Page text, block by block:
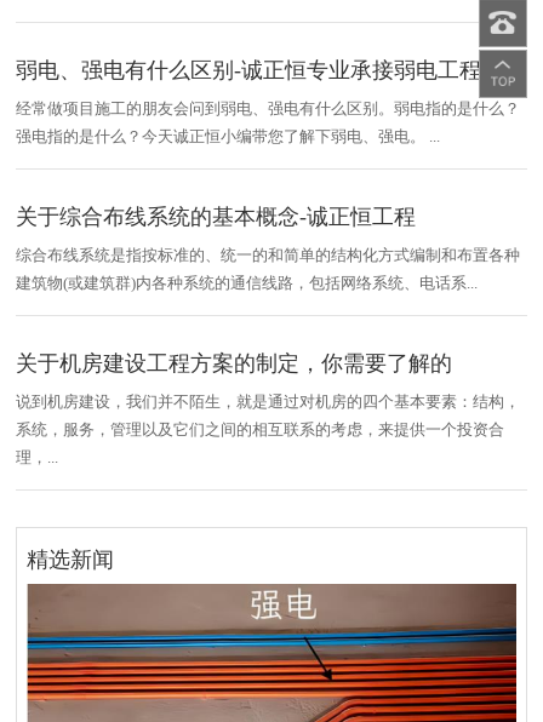
弱电、强电有什么区别-诚正恒专业承接弱电工程项目
经常做项目施工的朋友会问到弱电、强电有什么区别。弱电指的是什么？
强电指的是什么？今天诚正恒小编带您了解下弱电、强电。 ...
关于综合布线系统的基本概念-诚正恒工程
综合布线系统是指按标准的、统一的和简单的结构化方式编制和布置各种
建筑物(或建筑群)内各种系统的通信线路，包括网络系统、电话系...
关于机房建设工程方案的制定，你需要了解的
说到机房建设，我们并不陌生，就是通过对机房的四个基本要素：结构，
系统，服务，管理以及它们之间的相互联系的考虑，来提供一个投资合
理，...
精选新闻